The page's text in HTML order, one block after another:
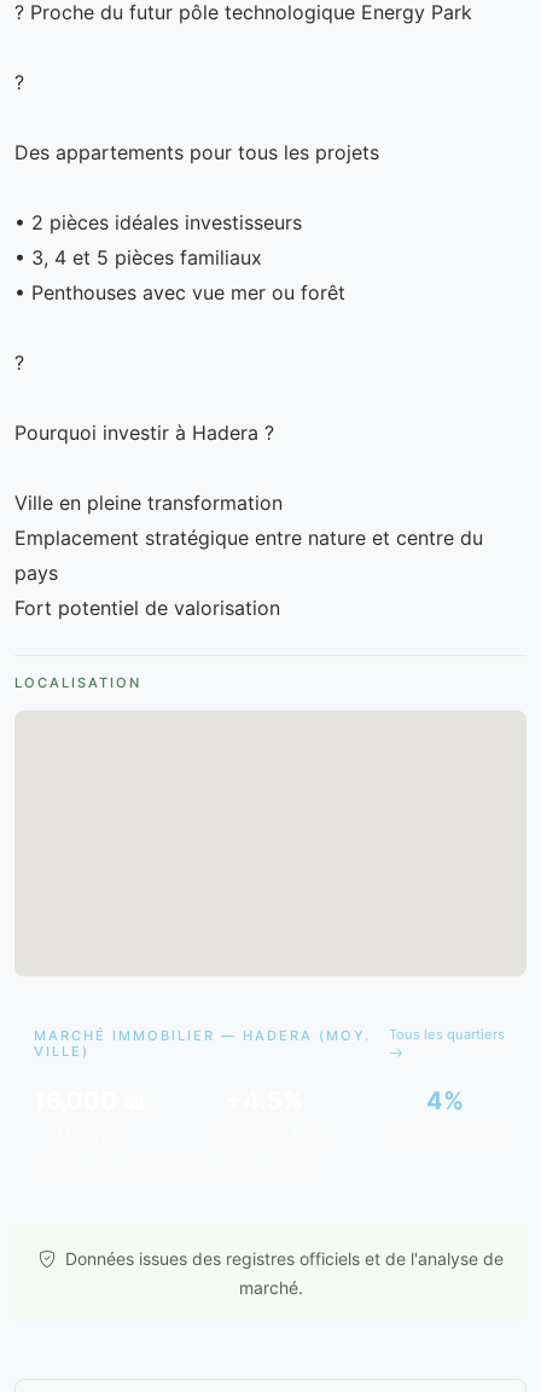
? Proche du futur pôle technologique Energy Park
?
Des appartements pour tous les projets
• 2 pièces idéales investisseurs
• 3, 4 et 5 pièces familiaux
• Penthouses avec vue mer ou forêt
?
Pourquoi investir à Hadera ?
Ville en pleine transformation
Emplacement stratégique entre nature et centre du
pays
Fort potentiel de valorisation
LOCALISATION
MARCHÉ IMMOBILIER — HADERA (MOY.
VILLE)
Tous les quartiers
4%
Données issues des registres officiels et de l'analyse de
marché.